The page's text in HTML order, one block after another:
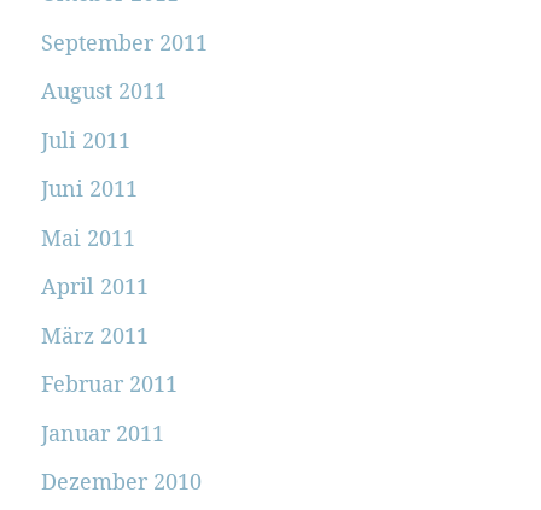
September 2011
August 2011
Juli 2011
Juni 2011
Mai 2011
April 2011
März 2011
Februar 2011
Januar 2011
Dezember 2010